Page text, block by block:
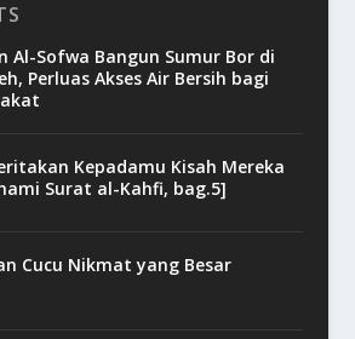
Al-Sofwa Bangun Sumur Bor di
Perluas Akses Air Bersih bagi
Kepadamu Kisah Mereka
Surat al-Kahfi, bag.5]
Cucu Nikmat yang Besar